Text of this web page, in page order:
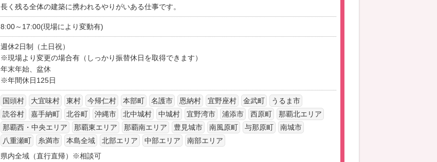
長く残る全体の建築に携われるやりがいある仕事です。
8:00～17:00(現場により変動有)
週休2日制（土日祝）
※現場より変更の場合有（しっかり振替休日を取得できます）
年末年始、盆休
※年間休日125日
国頭村 大宜味村 東村 今帰仁村 本部町 名護市 恩納村 宜野座村 金武町
うるま市
読谷村
嘉手納町 北谷町 沖縄市 北中城村 中城村 宜野湾市 浦添市 西原町
那覇北エリア
那覇西・中央エリア
那覇東エリア 那覇南エリア 豊見城市 南風原町 与那原町
南城市
八重瀬町
糸満市 本島全域 北部エリア 中部エリア
南部エリア
県内全域（直行直帰）※相談可